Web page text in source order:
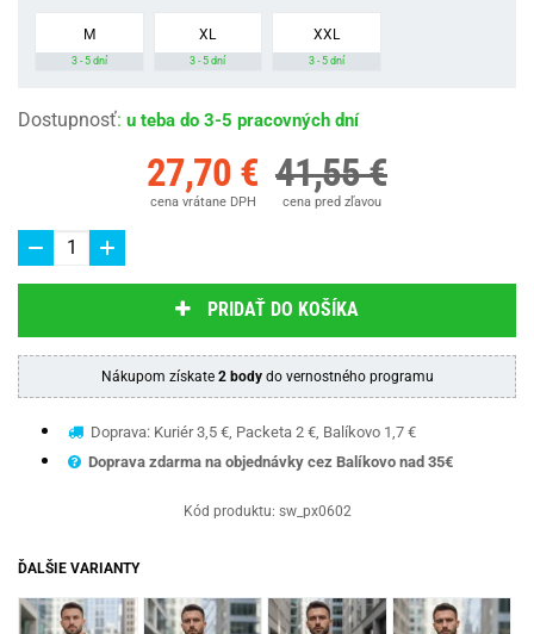
M
3 - 5 dní
XL
3 - 5 dní
XXL
3 - 5 dní
Dostupnosť: u teba do 3-5 pracovných dní
27,70 €
cena vrátane DPH
41,55 €
cena pred zľavou
PRIDAŤ DO KOŠÍKA
Nákupom získate 2 bodydo vernostného programu
Doprava: Kuriér 3,5 €, Packeta 2 €, Balíkovo 1,7 €
Doprava zdarma na objednávky cez Balíkovo nad 35€
Kód produktu: sw_px0602
ĎALŠIE VARIANTY